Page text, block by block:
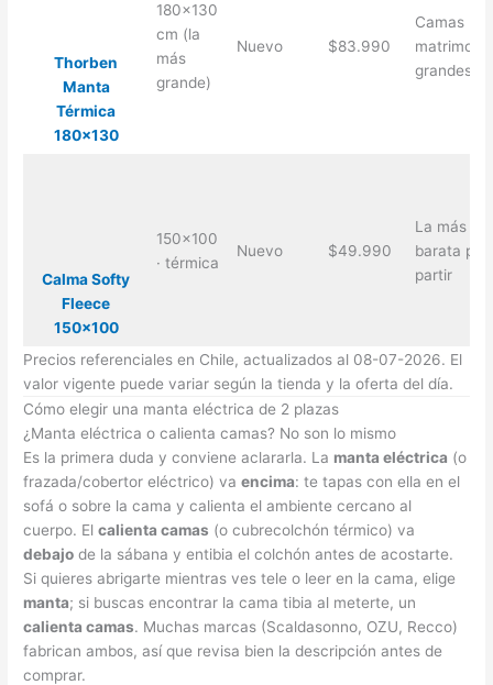
Thorben
Manta
Térmica
180×130
180×130
cm (la
más
grande)
Nuevo $83.990
Camas
grandes
Calma Softy
Fleece
150×100
150×100
· térmica
Nuevo $49.990
La más
barata
partir
Precios referenciales en Chile, actualizados al 08-07-2026. El
valor vigente puede variar según la tienda y la oferta del día.
Cómo elegir una manta eléctrica de 2 plazas
¿Manta eléctrica o calienta camas? No son lo mismo
Es la primera duda y conviene aclararla. La manta eléctrica (o
frazada/cobertor eléctrico) vaencima: te tapas con ella en el
sofá o sobre la cama y calienta el ambiente cercano al
cuerpo. Elcalienta camas (o cubrecolchón térmico) va
debajo de la sábana y entibia el colchón antes de acostarte.
Si quieres abrigarte mientras ves tele o leer en la cama, elige
manta; si buscas encontrar la cama tibia al meterte, un
calienta camas. Muchas marcas (Scaldasonno, OZU, Recco)
fabrican ambos, así que revisa bien la descripción antes de
comprar.